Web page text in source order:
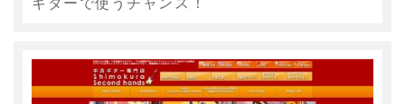
ギターで使うチャンス！